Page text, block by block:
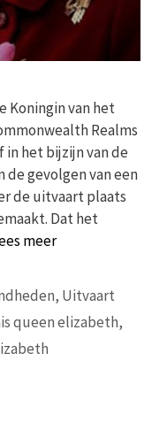
Koningin van het
Realms
in het bijzijn van de
gevolgen van een
de uitvaart plaats
Dat het
meer
, Uitvaart
queen elizabeth,